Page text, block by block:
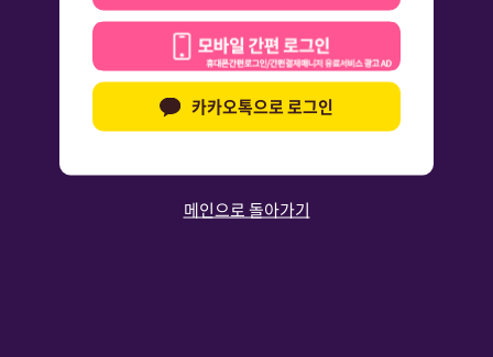
카카오톡으로 로그인
메인으로 돌아가기